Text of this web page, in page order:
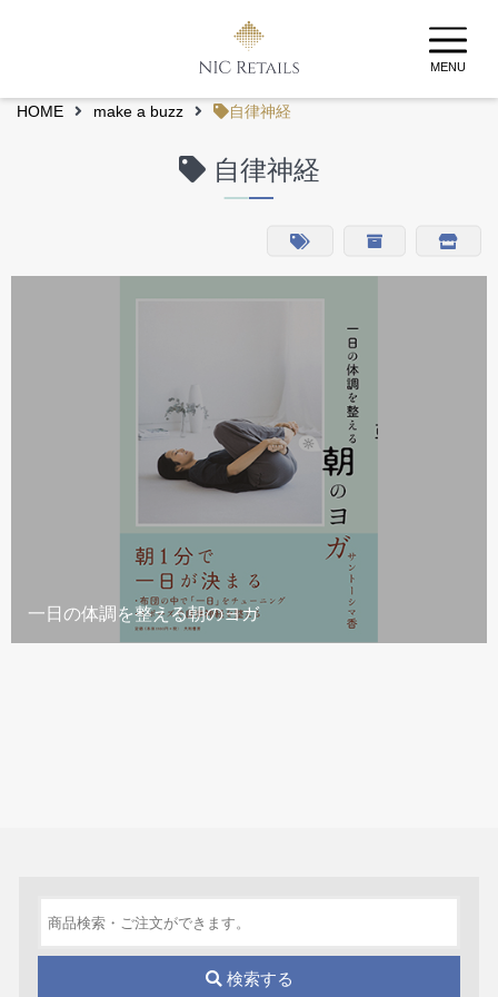
MENU
HOME make a buzz 自律神経
自律神経
一日の体調を整える朝のヨガ
検索する